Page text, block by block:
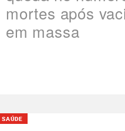
mortes após
em massa
SAÚDE